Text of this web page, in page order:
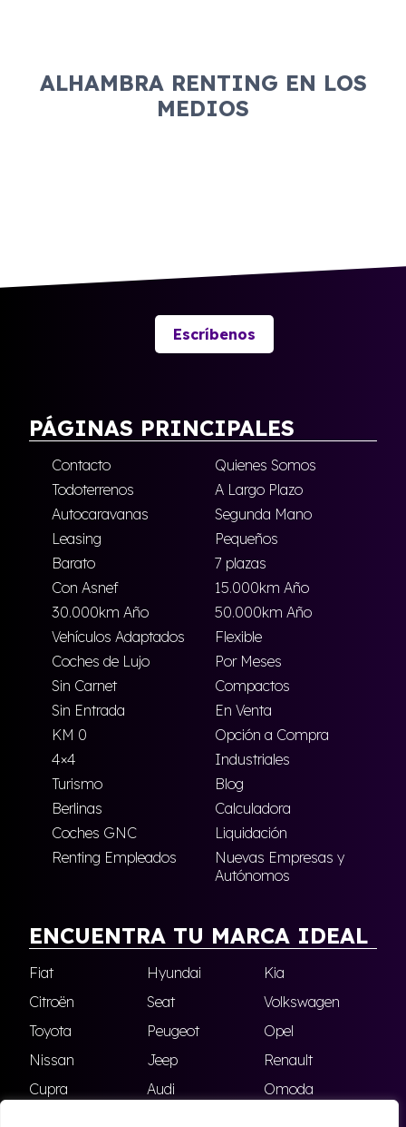
ALHAMBRA RENTING EN LOS
MEDIOS
Escríbenos
PÁGINAS PRINCIPALES
Contacto
Quienes Somos
Todoterrenos
A Largo Plazo
Autocaravanas
Segunda Mano
Leasing
Pequeños
Barato
7 plazas
Con Asnef
15.000km Año
30.000km Año
50.000km Año
Vehículos Adaptados
Flexible
Coches de Lujo
Por Meses
Sin Carnet
Compactos
Sin Entrada
En Venta
KM 0
Opción a Compra
4×4
Industriales
Turismo
Blog
Berlinas
Calculadora
Coches GNC
Liquidación
Renting Empleados
Nuevas Empresas y
Autónomos
ENCUENTRA TU MARCA IDEAL
Fiat Hyundai
Kia
Citroën
Seat
Volkswagen
Toyota
Peugeot
Opel
Nissan
Jeep
Renault
Cupra
Audi
Omoda